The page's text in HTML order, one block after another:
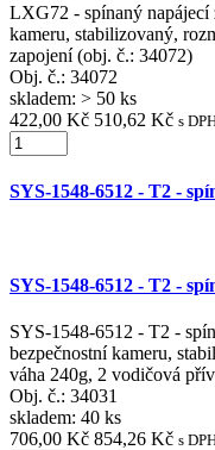
LXG72 - spínaný
kameru, stabilizovaný,
zapojení (obj. č.: 34072)
Obj. č.: 34072
skladem: > 50 ks
422,00 Kč 510,62 Kč s
SYS-1548-6512 - T2 -
SYS-1548-6512 - T2 -
SYS-1548-6512 - T2 -
bezpečnostní kameru,
váha 240g, 2 vodičová
Obj. č.: 34031
skladem: 40 ks
706,00 Kč 854,26 Kč s